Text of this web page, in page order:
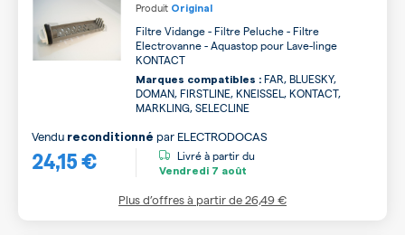
Produit Original
Filtre Vidange - Filtre Peluche - Filtre
Electrovanne - Aquastop pour Lave-linge
KONTACT
Marques compatibles : FAR, BLUESKY,
DOMAN, FIRSTLINE, KNEISSEL, KONTACT,
MARKLING, SELECLINE
24,15 €
Vendu reconditionné par ELECTRODOCAS
Livré à partir du
Vendredi 7 août
Plus d’offres à partir de26,49 €